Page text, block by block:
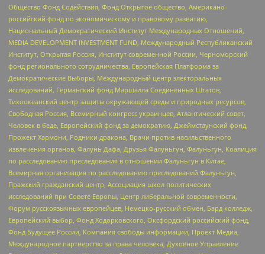
Общество Фонд Содействия, Фонд Открытое общество, Американо-
российский фонд по экономическому и правовому развитию,
Национальный Демократический Институт Международных Отношений,
MEDIA DEVELOPMENT INVESTMENT FUND, Международный Республиканский
Институт, Открытая Россия, Институт современной России, Черноморский
фонд регионального сотрудничества, Европейская Платформа за
Демократические Выборы, Международный центр электоральных
исследований, Германский фонд Маршалла Соединенных Штатов,
Тихоокеанский центр защиты окружающей среды и природных ресурсов,
Свободная Россия, Всемирный конгресс украинцев, Атлантический совет,
Человек в беде, Европейский фонд за демократию, Джеймстаунский фонд,
Прожект Хармони, Родники дракона, Врачи против насильственного
извлечения органов, Фалунь Дафа, Друзья Фалуньгун, Фалуньгун, Коалиция
по расследованию преследования в отношении Фалуньгун в Китае,
Всемирная организация по расследованию преследований Фалуньгун,
Пражский гражданский центр, Ассоциация школ политических
исследований при Совете Европы, Центр либеральной современности,
Форум русскоязычных европейцев, Немецко-русский обмен, Бард колледж,
Европейский выбор, Фонд Ходорковского, Оксфордский российский фонд,
Фонд Будущее России, Компания свободы информации, Проект Медиа,
Международное партнерство за права человека, Духовное Управление